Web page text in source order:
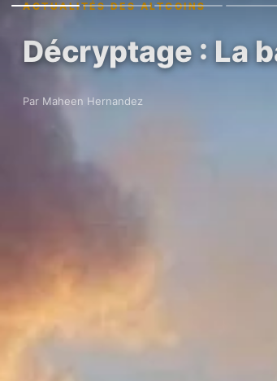
ACTUALITÉS DES ALTCOINS
Décryptage : La
Par Maheen Hernandez